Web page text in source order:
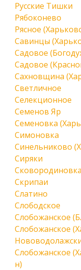
Русские Тишки
Рябоконево
Рясное
Савинцы
Садовое
Садовое
Сахновщина
Светличное
Селекционное
Семенов Яр
Семеновка
Симоновка
Синельниково
Сиряки
Сковородиновка
Скрипаи
Слатино
Слободское
Слобожанское
Слобожанское
Слобожанское
н)